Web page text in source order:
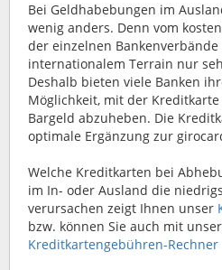
Bei Geldhabebungen im
wenig anders. Denn vom
der einzelnen
internationalem Terrain nur
Deshalb bieten viele Banken
Möglichkeit, mit der
Bargeld abzuheben. Die
optimale Ergänzung zur
Welche Kreditkarten bei
im In- oder Ausland die
verursachen zeigt Ihnen unser
bzw. können Sie auch mit
Kreditkartengebühren-Rechner